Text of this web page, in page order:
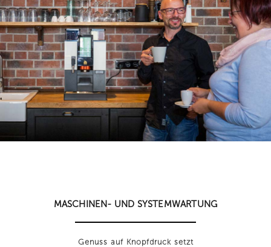
MASCHINEN- UND SYSTEMWARTUNG
Genuss auf Knopfdruck setzt